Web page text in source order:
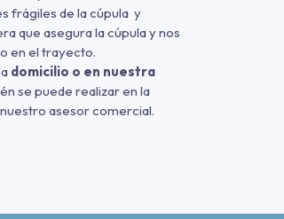
frágiles de la cúpula y
que asegura la cúpula y nos
en el trayecto.
domicilio o en nuestra
se puede realizar en la
asesor comercial.